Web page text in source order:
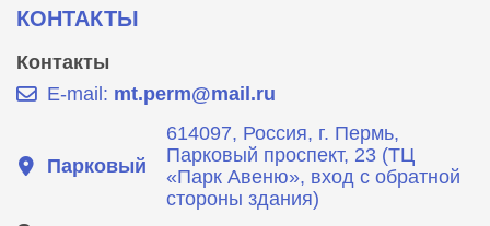
КОНТАКТЫ
Контакты
E-mail: mt.perm@mail.ru
Парковый
614097, Россия, г. Пермь,
Парковый проспект, 23 (ТЦ
«Парк Авеню», вход с обратной
стороны здания)